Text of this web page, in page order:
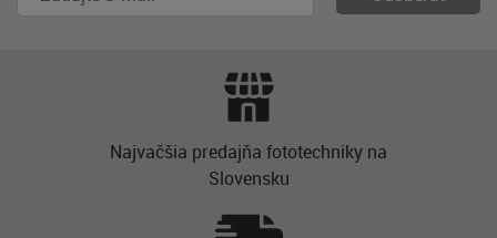
Najvačšia predajňa fototechniky na
Slovensku